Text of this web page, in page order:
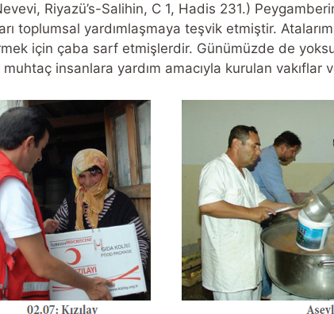
Riyazü’s-Salihin, C 1, Hadis 231.)
toplumsal yardımlaşmaya teşvik etmiştir.
için çaba sarf etmişlerdir. Günümüzde de
insanlara yardım amacıyla kurulan vakıflar